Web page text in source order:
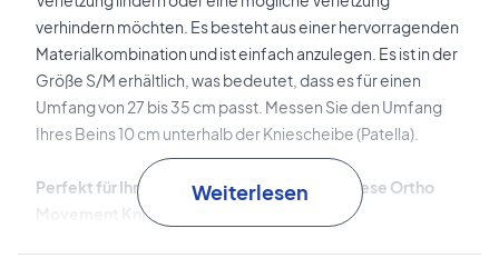
verhindern möchten. Es besteht aus einer hervorragenden
Materialkombination und ist einfach anzulegen. Es ist in der
Größe S/M erhältlich, was bedeutet, dass es für einen
Umfang von 27 bis 35 cm passt. Messen Sie den Umfang
Ihres Beins 10 cm unterhalb der Kniescheibe (Patella).
Perfekt für Ihr nächstes Spiel - kaufen Sie diese Ortho
Movement Kniebandage!
Weiterlesen